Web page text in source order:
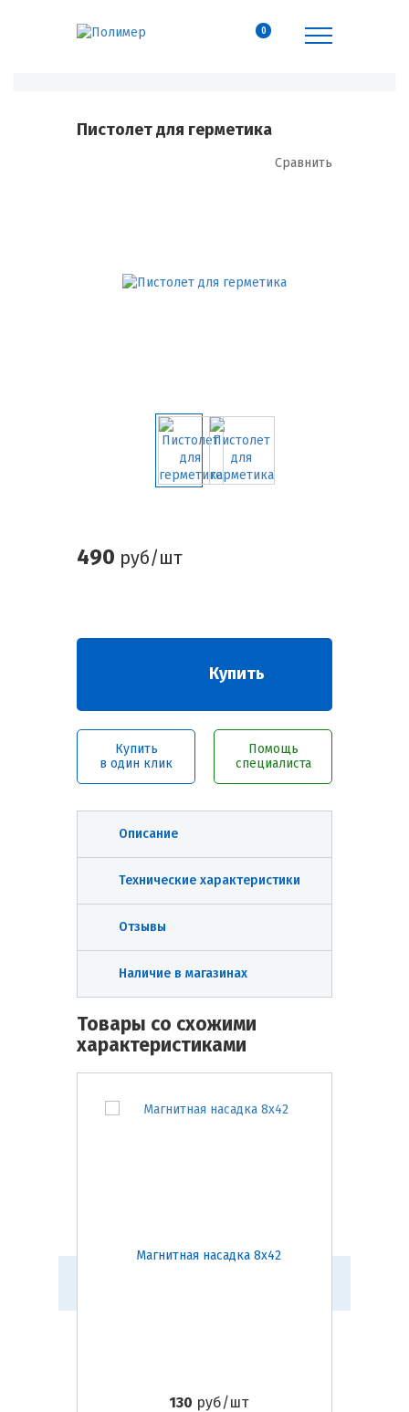
0
Пистолет для герметика
Сравнить
490 руб/шт
Купить
Купить
в один клик
Помощь
специалиста
Описание
Технические характеристики
Отзывы
Наличие в магазинах
Товары со схожими
характеристиками
Магнитная насадка 8х42
130 руб/шт